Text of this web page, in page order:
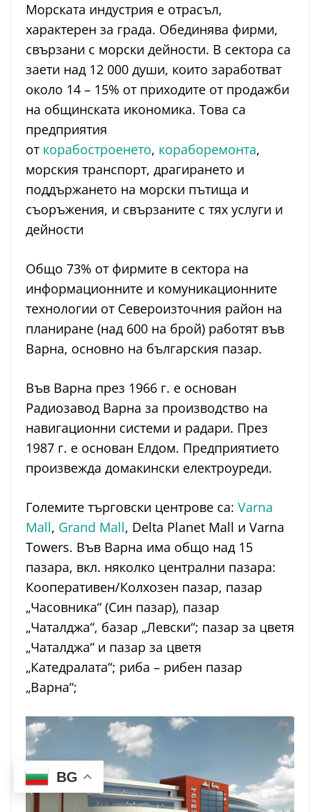
Морската индустрия е отрасъл,
характерен за града. Обединява фирми,
свързани с морски дейности. В сектора са
заети над 12 000 души, които заработват
около 14 – 15% от приходите от продажби
на общинската икономика. Това са
предприятия
от корабостроенето, кораборемонта,
морския транспорт, драгирането и
поддържането на морски пътища и
съоръжения, и свързаните с тях услуги и
дейности
Общо 73% от фирмите в сектора на
информационните и комуникационните
технологии от Североизточния район на
планиране (над 600 на брой) работят във
Варна, основно на българския пазар.
Във Варна през 1966 г. e основан
Радиозавод Варна за производство на
навигационни системи и радари. През
1987 г. е основан Елдом. Предприятието
произвежда домакински електроуреди.
Големите търговски центрове са: Varna
Mall, Grand Mall, Delta Planet Mall и Varna
Towers. Във Варна има общо над 15
пазара, вкл. няколко централни пазара:
Кооперативен/Колхозен пазар, пазар
„Часовника“ (Син пазар), пазар
„Чаталджа“, базар „Левски“; пазар за цветя
„Чаталджа“ и пазар за цветя
„Катедралата“; риба – рибен пазар
„Варна“;
BG